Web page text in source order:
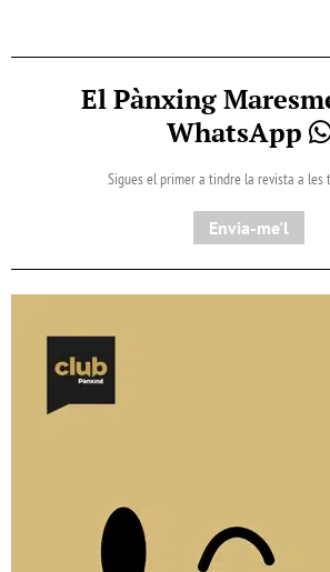
El Pànxing
WhatsApp
Sigues el primer a tindre la revista a les
Envia-me'l